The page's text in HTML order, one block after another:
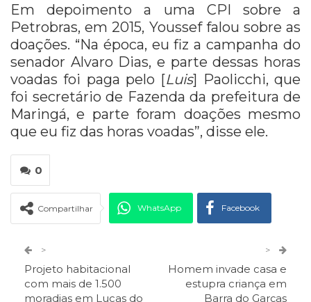
Em depoimento a uma CPI sobre a
Petrobras, em 2015, Youssef falou sobre as
doações. “Na época, eu fiz a campanha do
senador Alvaro Dias, e parte dessas horas
voadas foi paga pelo [Luis] Paolicchi, que
foi secretário de Fazenda da prefeitura de
Maringá, e parte foram doações mesmo
que eu fiz das horas voadas”, disse ele.
0
Compartilhar WhatsApp Facebook
ReddIt
>
Projeto habitacional
com mais de 1.500
moradias em Lucas do
>
Homem invade casa e
estupra criança em
Barra do Garças